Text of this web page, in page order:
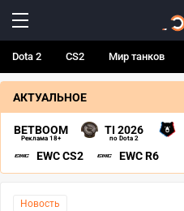
Dota 2 CS2 Мир танков
АКТУАЛЬНОЕ
BETBOOM
Реклама 18+
TI 2026
по Dota 2
EWC CS2 EWC R6
Новость